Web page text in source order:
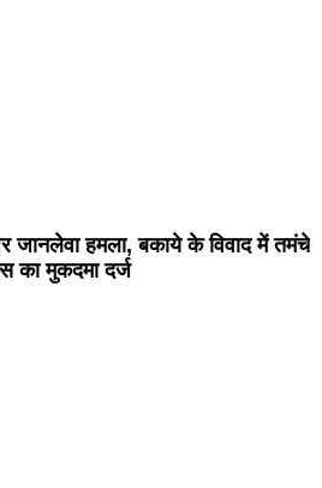
जानलेवा हमला, बकाये के विवाद में तमंचे
का मुकदमा दर्ज